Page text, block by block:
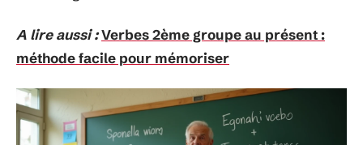
A lire aussi :Verbes 2ème groupe au présent :
méthode facile pour mémoriser